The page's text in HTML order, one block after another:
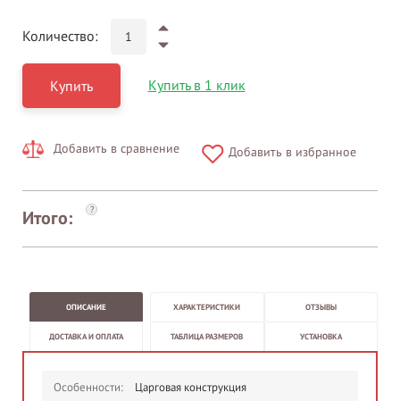
Количество:
Купить Купить в 1 клик
Добавить в сравнение Добавить в избранное
Итого: ?
ОПИСАНИЕ ХАРАКТЕРИСТИКИ ОТЗЫВЫ
ДОСТАВКА И ОПЛАТА ТАБЛИЦА РАЗМЕРОВ УСТАНОВКА
Особенности: Царговая конструкция